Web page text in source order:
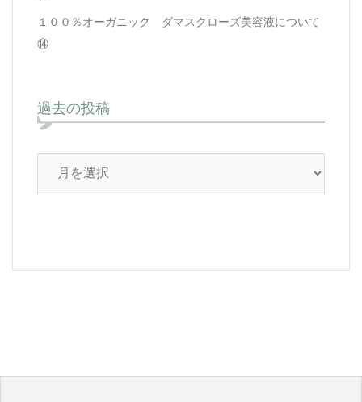
１００％オーガニック ダマスクローズ美容液について
⑭
過去の投稿
過